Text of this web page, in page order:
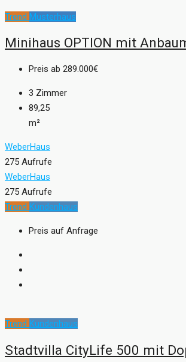
Trend Musterhaus
Minihaus OPTION mit
Preis ab 289.000€
3 Zimmer
89,25
m²
WeberHaus
275 Aufrufe
WeberHaus
275 Aufrufe
Trend Kundenhaus
Preis auf Anfrage
Trend Kundenhaus
Stadtvilla CityLife 500 mit